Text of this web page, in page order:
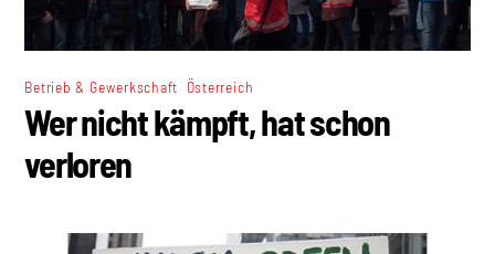
Betrieb & Gewerkschaft Österreich
Wer nicht kämpft, hat schon
verloren